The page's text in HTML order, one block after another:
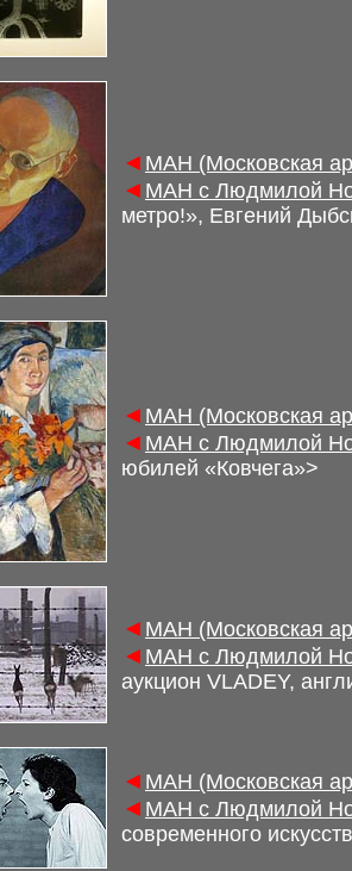
◄ МАН (Московская
◄ МАН с Людмилой
метро!», Евгений
◄ МАН (Московская
◄ МАН с Людмилой
юбилей «Ковчега»>
◄ МАН (Московская
◄ МАН с Людмилой
аукцион VLADEY,
◄ МАН (Московская
◄ МАН с Людмилой
современного